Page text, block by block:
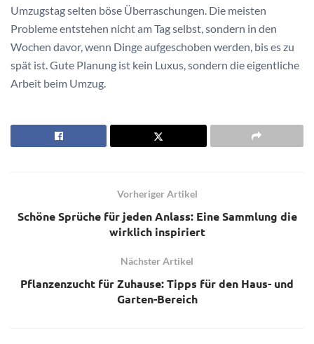
Umzugstag selten böse Überraschungen. Die meisten
Probleme entstehen nicht am Tag selbst, sondern in den
Wochen davor, wenn Dinge aufgeschoben werden, bis es zu
spät ist. Gute Planung ist kein Luxus, sondern die eigentliche
Arbeit beim Umzug.
Vorheriger Artikel
Schöne Sprüche für jeden Anlass: Eine Sammlung die
wirklich inspiriert
Nächster Artikel
Pflanzenzucht für Zuhause: Tipps für den Haus- und
Garten-Bereich